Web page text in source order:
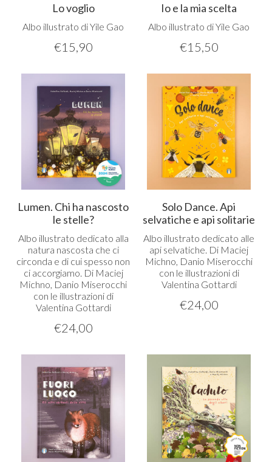
Lo voglio
Albo illustrato di Yile Gao
€15,90
Io e la mia scelta
Albo illustrato di Yile Gao
€15,50
Lumen. Chi ha nascosto
le stelle?
Albo illustrato dedicato alla
natura nascosta che ci
circonda e di cui spesso non
ci accorgiamo. Di Maciej
Michno, Danio Miserocchi
con le illustrazioni di
Valentina Gottardi
€24,00
Solo Dance. Api
selvatiche e api solitarie
Albo illustrato dedicato alle
api selvatiche. Di Maciej
Michno, Danio Miserocchi
con le illustrazioni di
Valentina Gottardi
€24,00